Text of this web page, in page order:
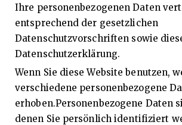
Ihre personenbezogenen Daten
entsprechend der gesetzlichen
Datenschutzvorschriften sowie
Datenschutzerklärung.
Wenn Sie diese Website benutzen,
verschiedene personenbezogene
erhoben.Personenbezogene Daten
denen Sie persönlich identifiziert